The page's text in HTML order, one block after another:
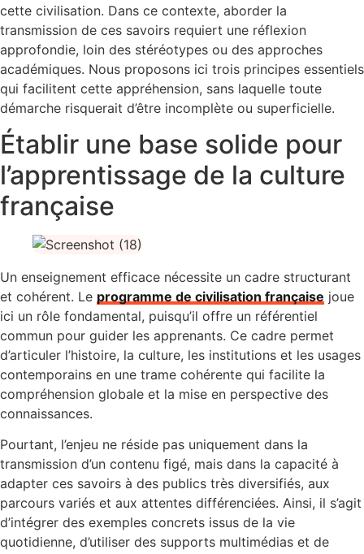
cette civilisation. Dans ce contexte, aborder la
transmission de ces savoirs requiert une réflexion
approfondie, loin des stéréotypes ou des approches
académiques. Nous proposons ici trois principes essentiels
qui facilitent cette appréhension, sans laquelle toute
démarche risquerait d’être incomplète ou superficielle.
Établir une base solide pour
l’apprentissage de la culture
française
Un enseignement efficace nécessite un cadre structurant
et cohérent. Le programme de civilisation française joue
ici un rôle fondamental, puisqu’il offre un référentiel
commun pour guider les apprenants. Ce cadre permet
d’articuler l’histoire, la culture, les institutions et les usages
contemporains en une trame cohérente qui facilite la
compréhension globale et la mise en perspective des
connaissances.
Pourtant, l’enjeu ne réside pas uniquement dans la
transmission d’un contenu figé, mais dans la capacité à
adapter ces savoirs à des publics très diversifiés, aux
parcours variés et aux attentes différenciées. Ainsi, il s’agit
d’intégrer des exemples concrets issus de la vie
quotidienne, d’utiliser des supports multimédias et de